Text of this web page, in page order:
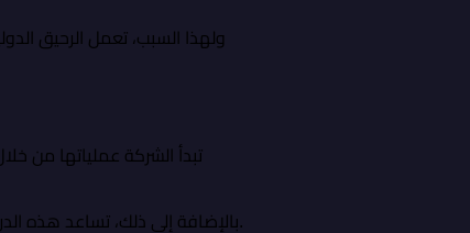
ولهذا السبب، تعمل الرحيق
تبدأ الشركة عملياتها من
بالإضافة إلى ذلك، تساعد هذه الدراسات على تحسين القرارات التجارية وتقليل المخاطر المرتبطة بالتوريد، مما يعزز استدامة العمليات ويزيد من كفاءتها.